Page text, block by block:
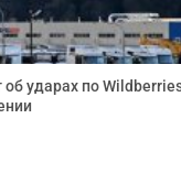
ударах по